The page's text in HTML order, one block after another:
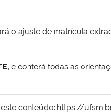
o ajuste de matrícula
e conterá todas as
conteúdo: https://